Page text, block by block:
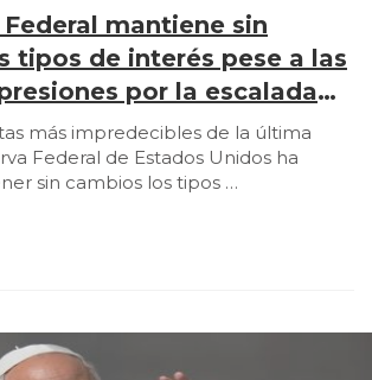
Federal mantiene sin
tipos de interés pese a las
por la escalada
sobre Irán
más impredecibles de la última
Federal de Estados Unidos ha
sin cambios los tipos …